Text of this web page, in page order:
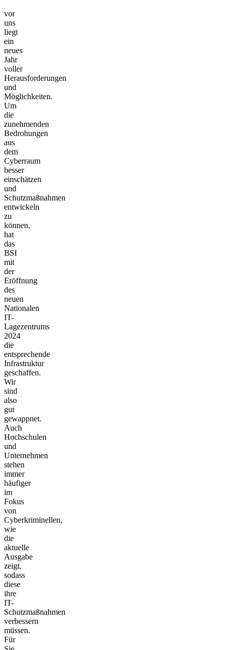
vor
uns
liegt
ein
neues
Jahr
voller
Herausforderungen
und
Möglichkeiten.
Um
die
zunehmenden
Bedrohungen
aus
dem
Cyberraum
besser
einschätzen
und
Schutzmaßnahmen
entwickeln
zu
können,
hat
das
BSI
mit
der
Eröffnung
des
neuen
Nationalen
IT-
Lagezentrums
2024
die
entsprechende
Infrastruktur
geschaffen.
Wir
sind
also
gut
gewappnet.
Auch
Hochschulen
und
Unternehmen
stehen
immer
häufiger
im
Fokus
von
Cyberkriminellen,
wie
die
aktuelle
Ausgabe
zeigt,
sodass
diese
ihre
IT-
Schutzmaßnahmen
verbessern
müssen.
Für